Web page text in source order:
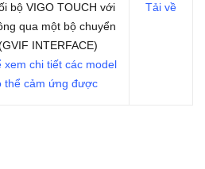
bộ VIGO TOUCH với
qua một bộ chuyển
INTERFACE)
xem chi tiết các model
thể cảm ứng được
Tải về